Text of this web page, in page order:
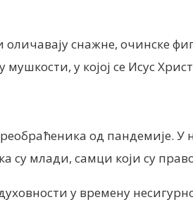
снажне, очинске
мушкости, у којој се Исус
од пандемије. У
млади, самци који су
у времену